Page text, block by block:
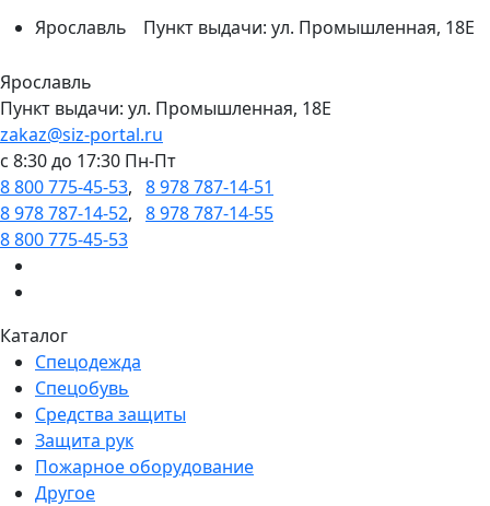
Ярославль Пункт выдачи: ул. Промышленная, 18Е
Ярославль
Пункт выдачи: ул. Промышленная, 18Е
zakaz@siz-portal.ru
c 8:30 до 17:30 Пн-Пт
8 800 775-45-53, 8 978 787-14-51
8 978 787-14-52, 8 978 787-14-55
8 800 775-45-53
Каталог
Спецодежда
Спецобувь
Средства защиты
Защита рук
Пожарное оборудование
Другое